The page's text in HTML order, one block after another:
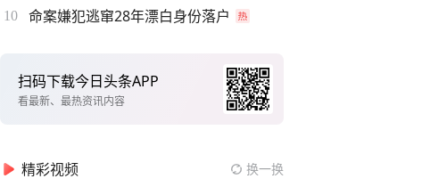
10 命案嫌犯逃窜28年漂白身份落户
扫码下载今日头条APP
看最新、最热资讯内容
精彩视频 换一换